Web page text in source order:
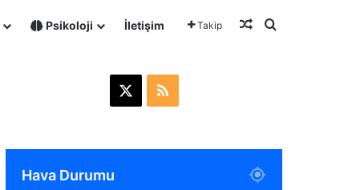
Psikoloji İletişim Takip Rastgele Makale
Arama yap
R
S
Hava Durumu